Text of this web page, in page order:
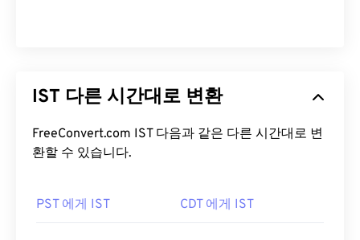
IST 다른 시간대로 변환
FreeConvert.com IST 다음과 같은 다른 시간대로 변
환할 수 있습니다.
PST 에게 IST CDT 에게 IST